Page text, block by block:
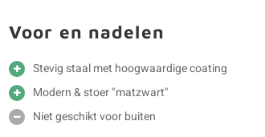
Voor en nadelen
Stevig staal met hoogwaardige coating
Modern & stoer "matzwart"
Niet geschikt voor buiten